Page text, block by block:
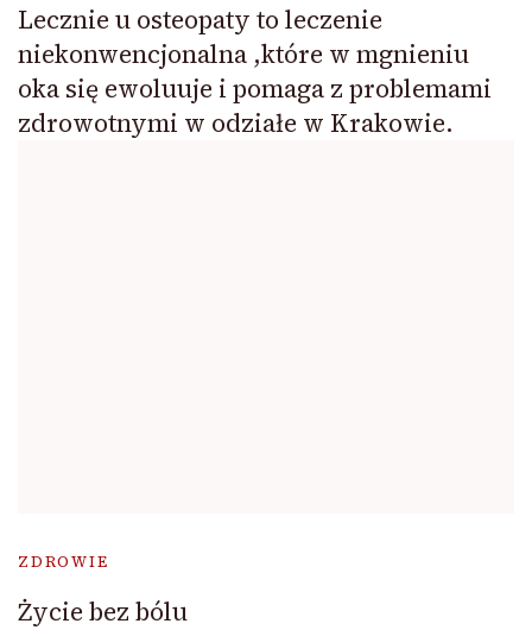
Lecznie u osteopaty to leczenie
niekonwencjonalna ,które w mgnieniu
oka się ewoluuje i pomaga z problemami
zdrowotnymi w odziałe w Krakowie.
ZDROWIE
Życie bez bólu